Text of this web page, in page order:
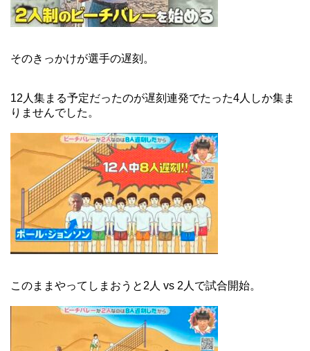
そのきっかけが選手の遅刻。
12人集まる予定だったのが遅刻連発でたった4人しか集ま
りませんでした。
このままやってしまおうと2人 vs 2人で試合開始。